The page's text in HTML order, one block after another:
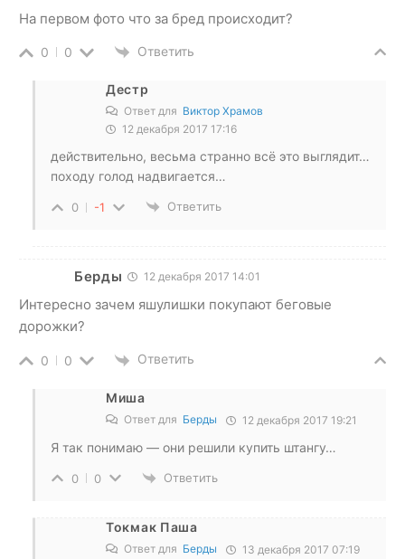
На первом фото что за бред происходит?
0 0 Ответить
Дестр
Ответ для Виктор Храмов
12 декабря 2017 17:16
действительно, весьма странно всё это выглядит…
походу голод надвигается…
0 -1 Ответить
Берды 12 декабря 2017 14:01
Интересно зачем яшулишки покупают беговые
дорожки?
0 0 Ответить
Миша
Ответ для Берды 12 декабря 2017 19:21
Я так понимаю — они решили купить штангу…
0 0 Ответить
Токмак Паша
Ответ для Берды 13 декабря 2017 07:19